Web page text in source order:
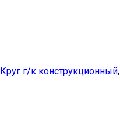
Круг г/к конструкционный,